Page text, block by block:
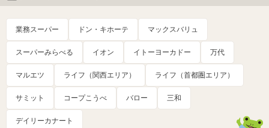
業務スーパー ドン・キホーテ マックスバリュ
スーパーみらべる イオン イトーヨーカドー 万代
マルエツ ライフ（関西エリア） ライフ（首都圏エリア）
サミット コープこうべ バロー 三和
デイリーカナート